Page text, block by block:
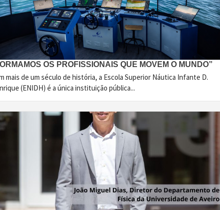
OS PROFISSIONAIS QUE MOVEM O MUNDO”
mais de um século de história, a Escola Superior Náutica Infante D.
(ENIDH) é a única instituição pública...